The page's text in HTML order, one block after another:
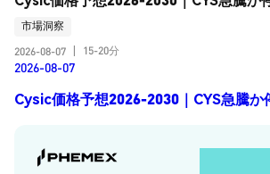
市場洞察
2026-08-07
15-20分
2026-08-07
Cysic価格予想2026-2030｜CYS急騰か